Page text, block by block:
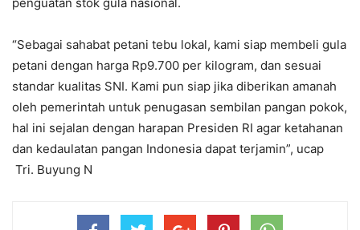
penguatan stok gula nasional.
“Sebagai sahabat petani tebu lokal, kami siap membeli gula
petani dengan harga Rp9.700 per kilogram, dan sesuai
standar kualitas SNI. Kami pun siap jika diberikan amanah
oleh pemerintah untuk penugasan sembilan pangan pokok,
hal ini sejalan dengan harapan Presiden RI agar ketahanan
dan kedaulatan pangan Indonesia dapat terjamin”, ucap
Tri. Buyung N